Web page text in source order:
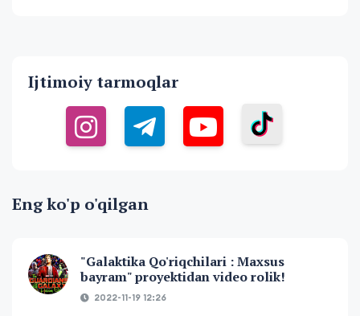
Ijtimoiy tarmoqlar
Eng ko'p o'qilgan
"Galaktika Qo'riqchilari : Maxsus
bayram" proyektidan video rolik!
2022-11-19 12:26